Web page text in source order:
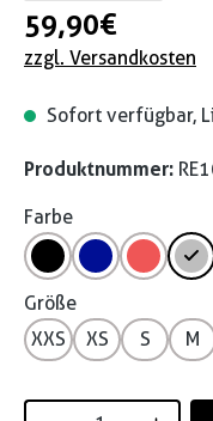
59,90 €
zzgl. Versandkosten
Sofort verfügbar,
Produktnummer:
Farbe
Größe
XXS
XS S M